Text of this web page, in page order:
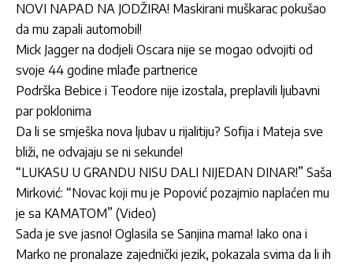
NOVI NAPAD NA JODŽIRA! Maskirani muškarac pokušao
da mu zapali automobil!
Mick Jagger na dodjeli Oscara nije se mogao odvojiti od
svoje 44 godine mlađe partnerice
Podrška Bebice i Teodore nije izostala, preplavili ljubavni
par poklonima
Da li se smješka nova ljubav u rijalitiju? Sofija i Mateja sve
bliži, ne odvajaju se ni sekunde!
“LUKASU U GRANDU NISU DALI NIJEDAN DINAR!” Saša
Mirković: “Novac koji mu je Popović pozajmio naplaćen mu
je sa KAMATOM” (Video)
Sada je sve jasno! Oglasila se Sanjina mama! Iako ona i
Marko ne pronalaze zajednički jezik, pokazala svima da li ih